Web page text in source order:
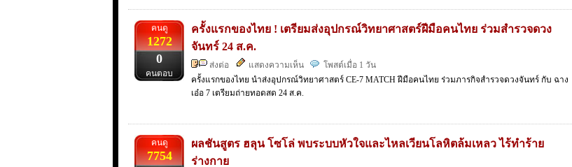
คนดู
1272
0
คนตอบ
ครั้งแรกของไทย ! เตรียมส่งอุปกรณ์วิทยาศาสตร์ฝีมือคนไทย ร่วมสำรวจดวง
จันทร์ 24 ส.ค.
ส่งต่อ แสดงความเห็น
โพสต์เมื่อ 1 วัน
ครั้งแรกของไทย นำส่งอุปกรณ์วิทยาศาสตร์ CE-7 MATCH ฝีมือคนไทย ร่วมภารกิจสำรวจดวงจันทร์ กับ ฉาง
เอ๋อ 7 เตรียมถ่ายทอดสด 24 ส.ค.
คนดู
7754
ผลชันสูตร ฮลุน โซโล่ พบระบบหัวใจและไหลเวียนโลหิตล้มเหลว ไร้ทำร้าย
ร่างกาย